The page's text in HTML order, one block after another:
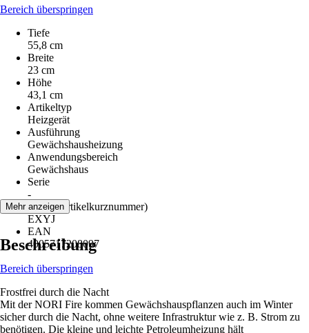
Bereich überspringen
Tiefe
55,8 cm
Breite
23 cm
Höhe
43,1 cm
Artikeltyp
Heizgerät
Ausführung
Gewächshausheizung
Anwendungsbereich
Gewächshaus
Serie
-
AKN (Artikelkurznummer)
EXYJ
EAN
4005717208097
Mehr anzeigen
Beschreibung
Bereich überspringen
Frostfrei durch die Nacht
Mit der NORI Fire kommen Gewächshauspflanzen auch im Winter
sicher durch die Nacht, ohne weitere Infrastruktur wie z. B. Strom zu
benötigen. Die kleine und leichte Petroleumheizung hält